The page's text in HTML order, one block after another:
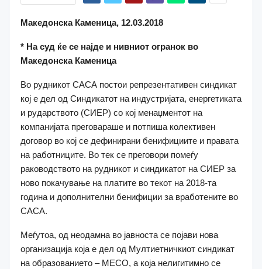
Македонска Каменица, 12.03.2018
* На суд ќе се најде и нивниот огранок во
Македонска Каменица
Во рудникот САСА постои репрезентативен синдикат
кој е дел од Синдикатот на индустријата, енергетиката
и рударството (СИЕР) со кој менаџментот на
компанијата преговараше и потпиша колективен
договор во кој се дефинирани бенифициите и правата
на работниците. Во тек се преговори помеѓу
раководството на рудникот и синдикатот на СИЕР за
ново покачување на платите во текот на 2018-та
година и дополнителни бенифиции за вработените во
САСА.
Меѓутоа, од неодамна во јавноста се појави нова
организација која е дел од Мултиетничкиот синдикат
на образованието – МЕСО, а која нелигитимно се